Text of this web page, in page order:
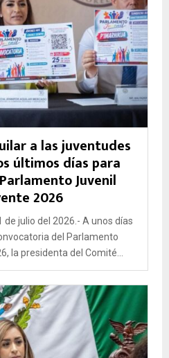
a las juventudes
últimos días para
Juvenil
2026
de julio del 2026.- A unos días
del Parlamento
la presidenta del Comité...